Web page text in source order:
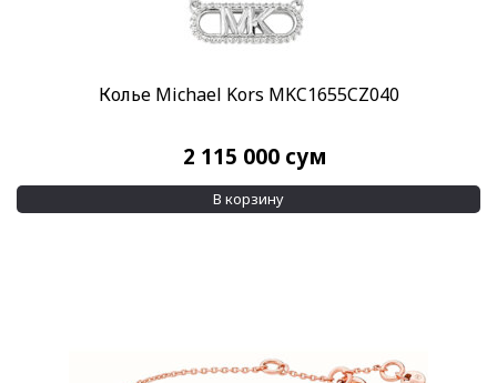
Колье Michael Kors MKC1655CZ040
2 115 000 сум
В корзину